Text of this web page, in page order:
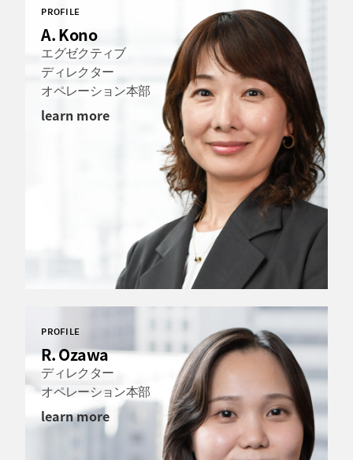
PROFILE
A. Kono
エグゼクティブ
ディレクター
オペレーション本部
learn more
PROFILE
R. Ozawa
ディレクター
オペレーション本部
learn more